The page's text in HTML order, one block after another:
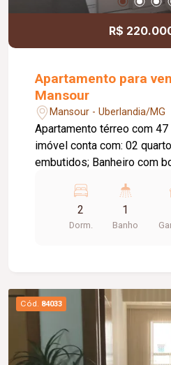
R$
Apartamento para
Mansour
Mansour - Uberlandia/MG
Apartamento térreo com 47
imóvel conta com: 02
embutidos; Banheiro com
armários planejados e
separada com armários
tanque; Varanda externa;
Playground; Portaria 24
2
Dorm.
1
Banho
Cód. 84033